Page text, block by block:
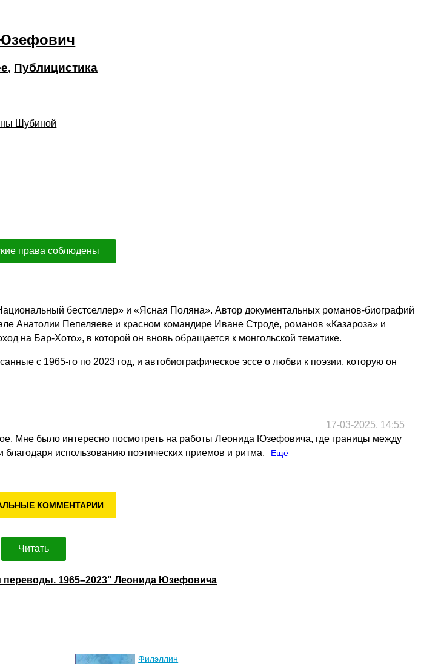
, Публицистика
Шубиной
права соблюдены
бестселлер» и «Ясная Поляна». Автор документальных романов-биографий
Анатолии Пепеляеве и красном командире Иване Строде, романов «Казароза» и
на Бар-Хото», в которой он вновь обращается к монгольской тематике.
с 1965-го по 2023 год, и автобиографическое эссе о любви к поэзии, которую он
17-03-2025, 14:55
Мне было интересно посмотреть на работы Леонида Юзефовича, где границы между
использованию поэтических приемов и ритма.
Ещё
КОММЕНТАРИИ
Читать
переводы. 1965–2023" Леонида Юзефовича
Филэллин